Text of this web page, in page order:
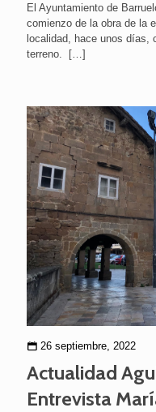
El Ayuntamiento de
comienzo de la obra de la
localidad, hace unos días,
terreno.
[…]
26 septiembre, 2022
Actualidad
Entrevista